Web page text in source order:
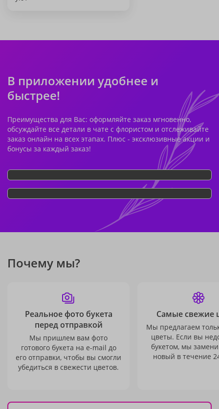
В приложении удобнее и
быстрее!
Преимущества для Вас: оформляйте заказ мгновенно,
обсуждайте все детали в чате с флористом и отслеживайте
заказ онлайн на всех этапах. Плюс - эксклюзивные акции и
бонусы за каждый заказ!
Почему мы?
Реальное фото букета
перед отправкой
Мы пришлем вам фото
готового букета на e-mail до
его отправки, чтобы вы смогли
убедиться в свежести цветов.
Самые свежие
Мы предлагаем
цветы. Если вы
букетом, мы
новый в течение